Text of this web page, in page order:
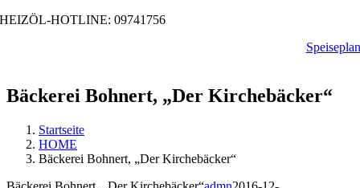
Zum
HEIZÖL-HOTLINE: 09741756
Speiseplan
Bäckerei Bohnert, „Der Kirchebäcker“
Startseite
HOME
Bäckerei Bohnert, „Der Kirchebäcker“